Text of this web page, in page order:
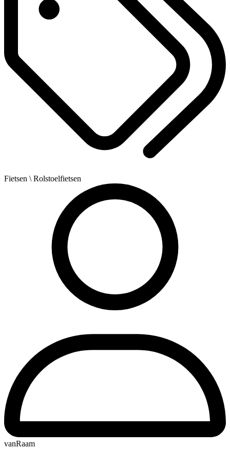
Fietsen \ Rolstoelfietsen
vanRaam